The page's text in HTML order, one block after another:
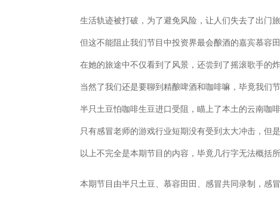
生活轨迹被打破，为了避免风险，让人们失去了出门旅
但这不能阻止我们节目中投资界最会酿酒的嘉宾慕容
在她的旅途中不仅看到了风景，还尝到了摇滚歌手的
当然了我们还是要聊到精酿啤酒和咖啡嘛，毕竟我们
半只土豆怕咖啡生豆进口受阻，瞄上了本土的云南咖
只有感冒老师的游戏行业短期没有受到太大冲击，但
以上不完全是本期节目的内容，毕竟几行字无法概括所
本期节目由半只土豆、慕容田田、感冒共同录制，感